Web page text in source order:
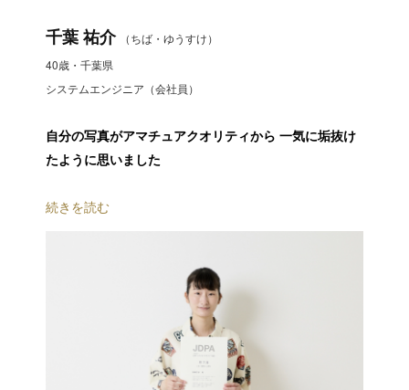
千葉 祐介
（ちば・ゆうすけ）
40歳・千葉県
システムエンジニア（会社員）
自分の写真がアマチュアクオリティから 一気に垢抜け
たように思いました
続きを読む